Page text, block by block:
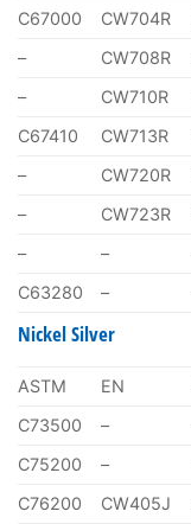
C67000 CW704R
–
CW708R
–
CW710R
C67410
CW713R
–
CW720R
–
CW723R
–
–
C63280
–
Nickel Silver
ASTM EN
C73500
–
C75200
–
C76200
CW405J